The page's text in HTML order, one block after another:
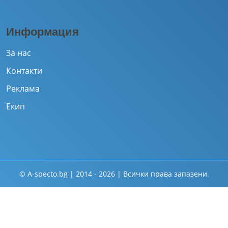
Информация
За нас
Контакти
Реклама
Екип
© A-specto.bg | 2014 - 2026 | Всички права запазени.